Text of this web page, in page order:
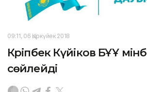
09:11, 06 Қыркүйек 2018
Кәріпбек Күйіков БҰҰ
сөйлейді